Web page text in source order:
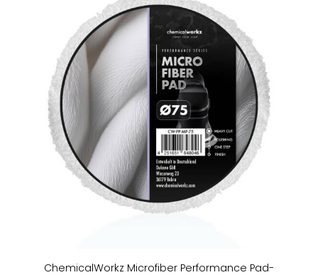
ChemicalWorkz Microfiber Performance Pad-